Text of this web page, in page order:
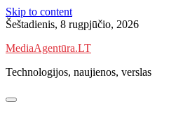
Skip to content
Šeštadienis, 8 rugpjūčio, 2026
MediaAgentūra.LT
Technologijos, naujienos, verslas